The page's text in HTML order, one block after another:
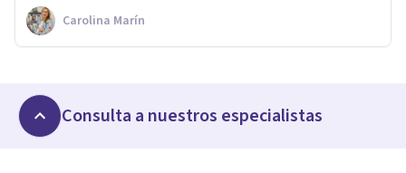
Carolina Marín
Consulta a nuestros especialistas